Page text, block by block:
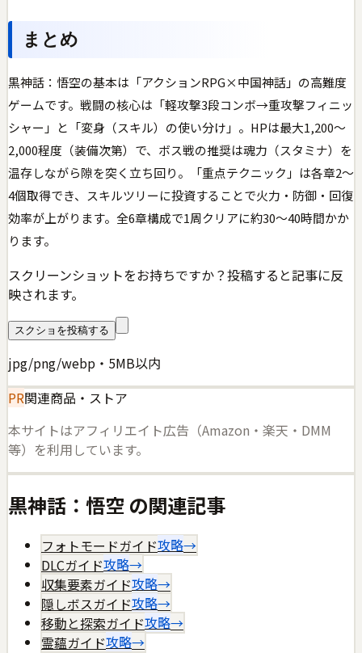
まとめ
黒神話：悟空の基本は「アクションRPG×中国神話」の高難度
ゲームです。戦闘の核心は「軽攻撃3段コンボ→重攻撃フィニッ
シャー」と「変身（スキル）の使い分け」。HPは最大1,200〜
2,000程度（装備次第）で、ボス戦の推奨は魂力（スタミナ）を
温存しながら隙を突く立ち回り。「重点テクニック」は各章2〜
4個取得でき、スキルツリーに投資することで火力・防御・回復
効率が上がります。全6章構成で1周クリアに約30〜40時間かか
ります。
スクリーンショットをお持ちですか？投稿すると記事に反
映されます。
スクショを投稿する
jpg/png/webp・5MB以内
PR関連商品・ストア
本サイトはアフィリエイト広告（Amazon・楽天・DMM
等）を利用しています。
黒神話：悟空の関連記事
フォトモードガイド攻略→
DLCガイド攻略→
収集要素ガイド攻略→
隠しボスガイド攻略→
移動と探索ガイド攻略→
霊蘊ガイド攻略→